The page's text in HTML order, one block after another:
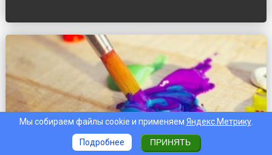
Мы собираем файлы cookie и применяем Яндекс.Метрику.
Подробнее ПРИНЯТЬ